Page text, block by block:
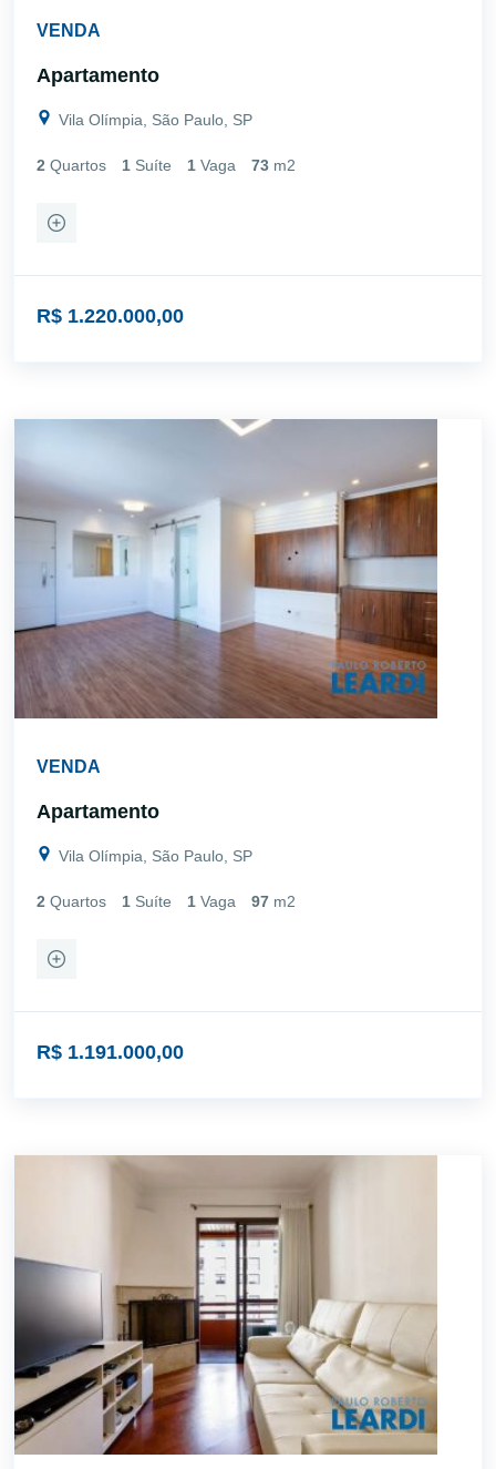
VENDA
Apartamento
Vila Olímpia, São Paulo, SP
2 Quartos 1 Suíte 1 Vaga 73 m2
R$ 1.220.000,00
VENDA
Apartamento
Vila Olímpia, São Paulo, SP
2 Quartos 1 Suíte 1 Vaga 97 m2
R$ 1.191.000,00